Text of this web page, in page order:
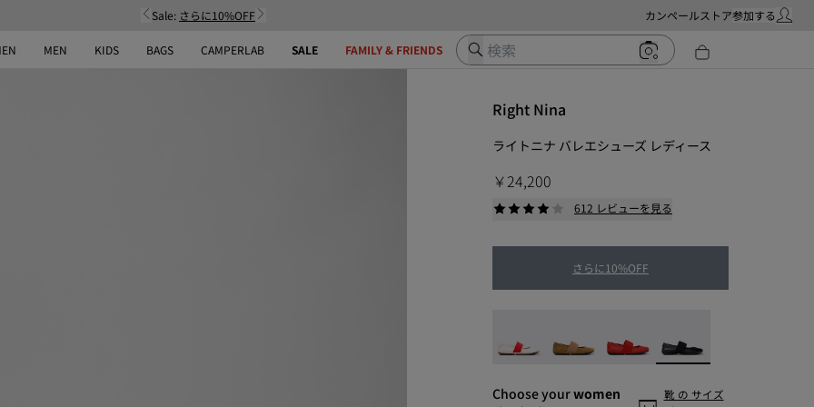
Sale: さらに10%OFF カンペールストア参加するマイ・
MEN KIDS BAGS CAMPERLAB SALE FAMILY & FRIENDS 検索
Right Nina
ライトニナ バレエシューズ レディース
￥24,200
612 レビューを見る
さらに10%OFF
Choose yourwomen
靴 の サイズ